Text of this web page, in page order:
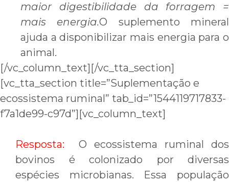
maior digestibilidade da forragem =
mais energia.O suplemento mineral
ajuda a disponibilizar mais energia para o
animal.
[/vc_column_text][/vc_tta_section]
[vc_tta_section title=”Suplementação e
ecossistema ruminal” tab_id=”1544119717833-
f7a1de99-c97d”][vc_column_text]
Resposta: O ecossistema ruminal dos
bovinos é colonizado por diversas
espécies microbianas. Essa população